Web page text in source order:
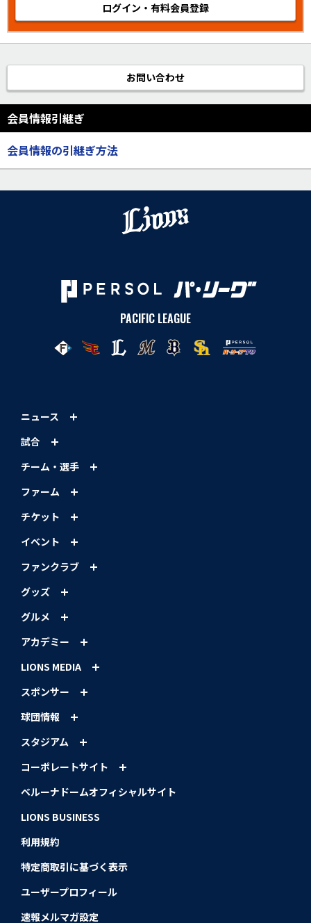
ログイン・有料会員登録
お問い合わせ
会員情報引継ぎ
会員情報の引継ぎ方法
PACIFIC LEAGUE
ニュース
試合
チーム・選手
ファーム
チケット
イベント
ファンクラブ
グッズ
グルメ
アカデミー
LIONS MEDIA
スポンサー
球団情報
スタジアム
コーポレートサイト
ベルーナドームオフィシャルサイト
LIONS BUSINESS
利用規約
特定商取引に基づく表示
ユーザープロフィール
速報メルマガ設定